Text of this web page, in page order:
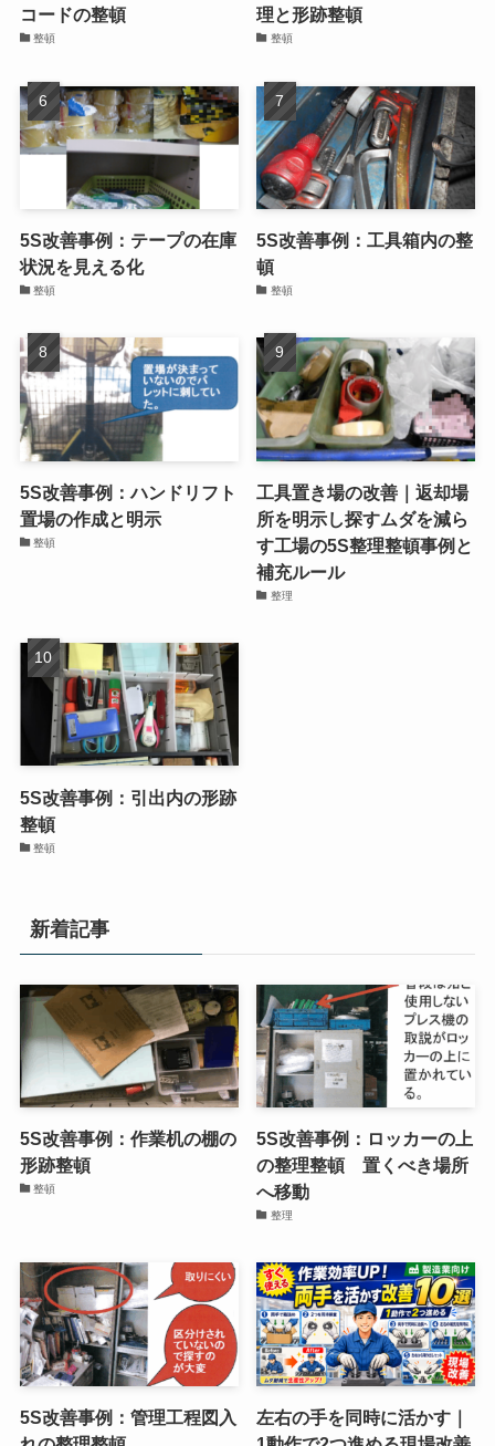
コードの整頓
整頓
理と形跡整頓
整頓
5S改善事例：テープの在庫
状況を見える化
整頓
5S改善事例：工具箱内の整
頓
整頓
5S改善事例：ハンドリフト
置場の作成と明示
整頓
工具置き場の改善｜返却場
所を明示し探すムダを減ら
す工場の5S整理整頓事例と
補充ルール
整理
5S改善事例：引出内の形跡
整頓
整頓
新着記事
5S改善事例：作業机の棚の
形跡整頓
整頓
5S改善事例：ロッカーの上
の整理整頓 置くべき場所
へ移動
整理
5S改善事例：管理工程図入
左右の手を同時に活かす｜